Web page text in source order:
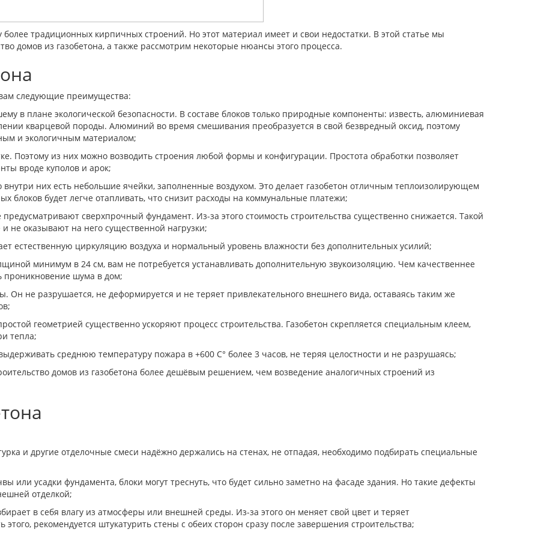
традиционных кирпичных строений. Но этот материал имеет и свои недостатки. В этой статье мы
домов из газобетона, а также рассмотрим некоторые нюансы этого процесса.
следующие преимущества:
в плане экологической безопасности. В составе блоков только природные компоненты: известь, алюминиевая
кварцевой породы. Алюминий во время смешивания преобразуется в свой безвредный оксид, поэтому
и экологичным материалом;
Поэтому из них можно возводить строения любой формы и конфигурации. Простота обработки позволяет
вроде куполов и арок;
них есть небольшие ячейки, заполненные воздухом. Это делает газобетон отличным теплоизолирующем
блоков будет легче отапливать, что снизит расходы на коммунальные платежи;
сверхпрочный фундамент. Из-за этого стоимость строительства существенно снижается. Такой
не оказывают на него существенной нагрузки;
естественную циркуляцию воздуха и нормальный уровень влажности без дополнительных усилий;
минимум в 24 см, вам не потребуется устанавливать дополнительную звукоизоляцию. Чем качественнее
проникновение шума в дом;
Он не разрушается, не деформируется и не теряет привлекательного внешнего вида, оставаясь таким же
геометрией существенно ускоряют процесс строительства. Газобетон скрепляется специальным клеем,
тепла;
среднюю температуру пожара в +600 С° более 3 часов, не теряя целостности и не разрушаясь;
домов из газобетона более дешёвым решением, чем возведение аналогичных строений из
и другие отделочные смеси надёжно держались на стенах, не отпадая, необходимо подбирать специальные
или усадки фундамента, блоки могут треснуть, что будет сильно заметно на фасаде здания. Но такие дефекты
отделкой;
в себя влагу из атмосферы или внешней среды. Из-за этого он меняет свой цвет и теряет
рекомендуется штукатурить стены с обеих сторон сразу после завершения строительства;